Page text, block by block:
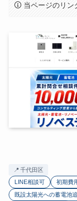
当ページのリン
千代田区
LINE相談可
初期費
既設太陽光への蓄電池